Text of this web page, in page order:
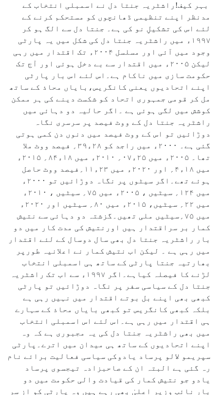
بہر کیف!راشٹریہ جنتا دل نے اسمبلی انتخاب کے
مدنظر اپنے تنظیمی ڈھانچوں کو مستحکم کرنے کے
لئے اس کی تشکیلِ نو کی ہے۔ جنتا دل سے الگ ہو کر
۱۹۹۷ء میں راشٹریہ جنتا دل کی شکل میں یہ پارٹی
وجود میں آئی اور مسلسل ۲۰۰۴ء تک اقتدار میں رہی
لیکن ۲۰۰۵ء میں اقتدار سے بے دخل ہوئی اور آج تک
حکومت سازی میں ناکام ہے۔اس لئے اس بار پارٹی
اپنے اتحادیوں یعنی کانگریس،بایاں محاذ کے ساتھ
مل کر قومی جمہوری اتحاد کو شکست دینے کی ہر ممکن
کوشش میں لگی ہوئی ہے ۔اگر حالیہ دو دہائی میں
راشٹریہ جنتا دل کے ووٹ فیصد پر سرسری نگاہ
دوڑائیں تو اس کے ووٹ فیصد میں دنوں دن کمی ہوتی
گئی ہے۔ ۲۰۰۰ء میں راجد کو ۲۸ء۳۹؍ فیصد ووٹ ملا
تھا۔ ۲۰۰۵ء میں ۲۵ء۰۷؍ ۲۰۱۰ء میں ۱۸ء۸۴؍ ۲۰۱۵ء
میں ۱۸ء۴؍ اور ۲۰۲۰ء میں ۲۳ء۱۱؍فیصد ووٹ حاصل
ہوئے تھے۔اگر سیٹوں پر نگاہ دوڑائیں تو ۲۰۰۰ء
میں ۱۲۴؍ سیٹیں ، ۲۰۰۵ء میں ۷۵؍ سیٹیں ، ۲۰۱۰ء
میں ۲۲؍ سیٹیں، ۲۰۱۵ء میں ۸۰؍ سیٹیں اور ۲۰۲۰ء
میں ۷۵؍سیٹیں ملی تھیں۔گزشتہ دو دہائی سے نتیش
کمار بر سراقتدار ہیں اورنتیش کی مدت کار میں دو
بار راشٹریہ جنتا دل بھی سال دوسال کے لئے اقتدار
میں رہی ہے ۔ لیکن اب نتیش کمار نے اعلانیہ طورپر
بھارتیہ جنتا پارٹی کے ساتھ ہی اسمبلی انتخاب
لڑنے کا فیصلہ کیاہے۔اگر ۱۹۹۷ء سے اب تک راشٹریہ
جنتا دل کے سیاسی سفر پر نگاہ دوڑائیں تو پارٹی
کبھی بھی اپنے بل بوتے اقتدار میں نہیں رہی ہے
بلکہ کبھی کانگریس تو کبھی بایاں محاذ کے سہارے
ہی اقتدار میں رہی ہے۔اس لئے اس اسمبلی انتخاب
میں بھی راشٹریہ جنتا دل کی یہ مجبوری ہے کہ وہ
اپنے اتحادیوں کے ساتھ ہی میدان میں اترے۔پارٹی
سپریمو لالو پرساد یادوکی سیاسی فعالیت برائے نام
رہ گئی ہے البتہ ان کے صاحبزادہ تیجسوی پرساد
یادو جو نتیش کمار کی قیادت والی حکومت میں دو
بار نائب وزیر اعلیٰ بھی رہے ہیں وہ پارٹی کو از سر